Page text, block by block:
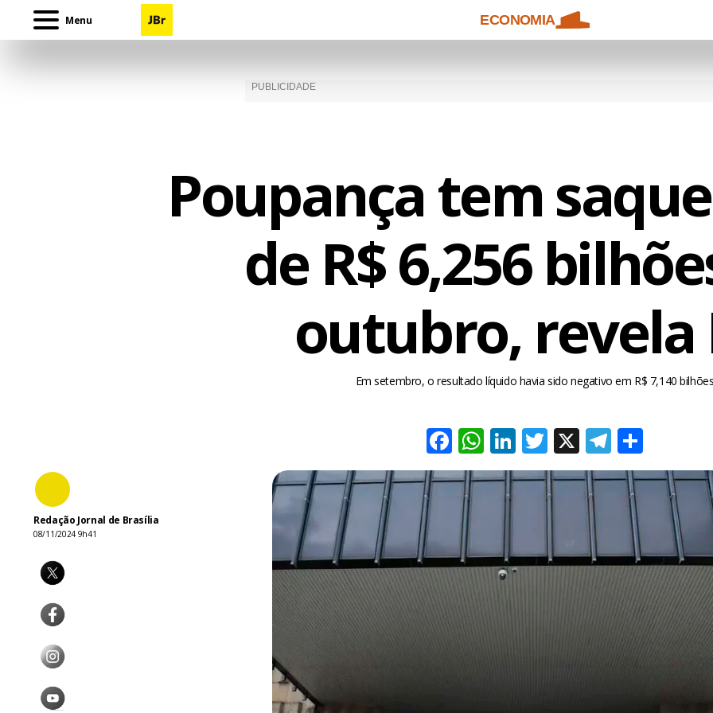
Menu ECONOMIA
Poupança tem
de R$ 6,256
outubro, revela
Em setembro, o resultado líquido havia sido negativo em R$ 7,140
Facebook
WhatsApp
LinkedIn
Twitter
X
Redação Jornal de Brasília
08/11/2024 9h41